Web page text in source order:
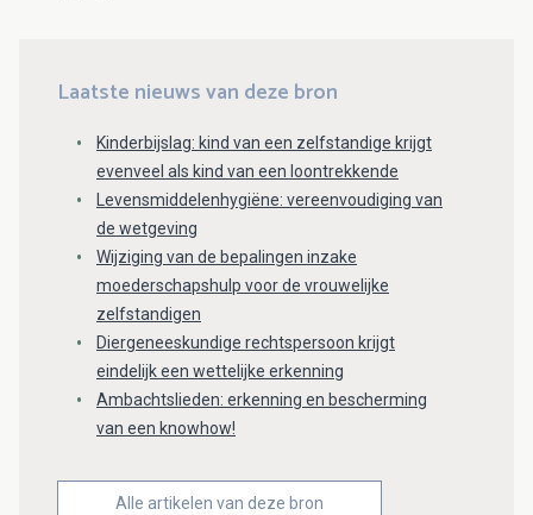
Laatste nieuws van deze bron
Kinderbijslag: kind van een zelfstandige krijgt
evenveel als kind van een loontrekkende
Levensmiddelenhygiëne: vereenvoudiging van
de wetgeving
Wijziging van de bepalingen inzake
moederschapshulp voor de vrouwelijke
zelfstandigen
Diergeneeskundige rechtspersoon krijgt
eindelijk een wettelijke erkenning
Ambachtslieden: erkenning en bescherming
van een knowhow!
Alle artikelen van deze bron